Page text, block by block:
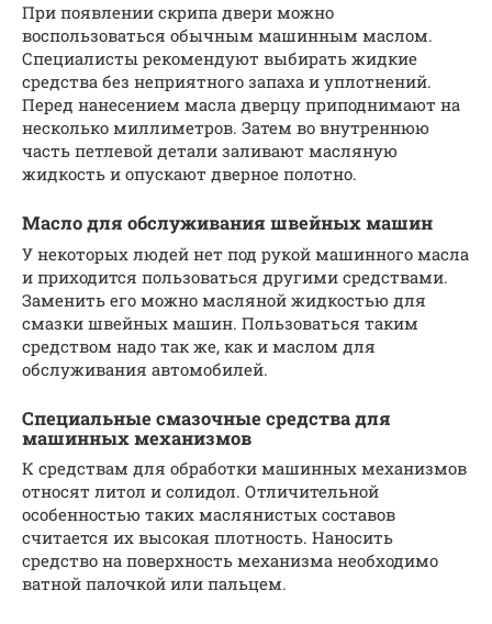
При появлении скрипа двери можно
воспользоваться обычным машинным маслом.
Специалисты рекомендуют выбирать жидкие
средства без неприятного запаха и уплотнений.
Перед нанесением масла дверцу приподнимают на
несколько миллиметров. Затем во внутреннюю
часть петлевой детали заливают масляную
жидкость и опускают дверное полотно.
Масло для обслуживания швейных машин
У некоторых людей нет под рукой машинного масла
и приходится пользоваться другими средствами.
Заменить его можно масляной жидкостью для
смазки швейных машин. Пользоваться таким
средством надо так же, как и маслом для
обслуживания автомобилей.
Специальные смазочные средства для
машинных механизмов
К средствам для обработки машинных механизмов
относят литол и солидол. Отличительной
особенностью таких маслянистых составов
считается их высокая плотность. Наносить
средство на поверхность механизма необходимо
ватной палочкой или пальцем.